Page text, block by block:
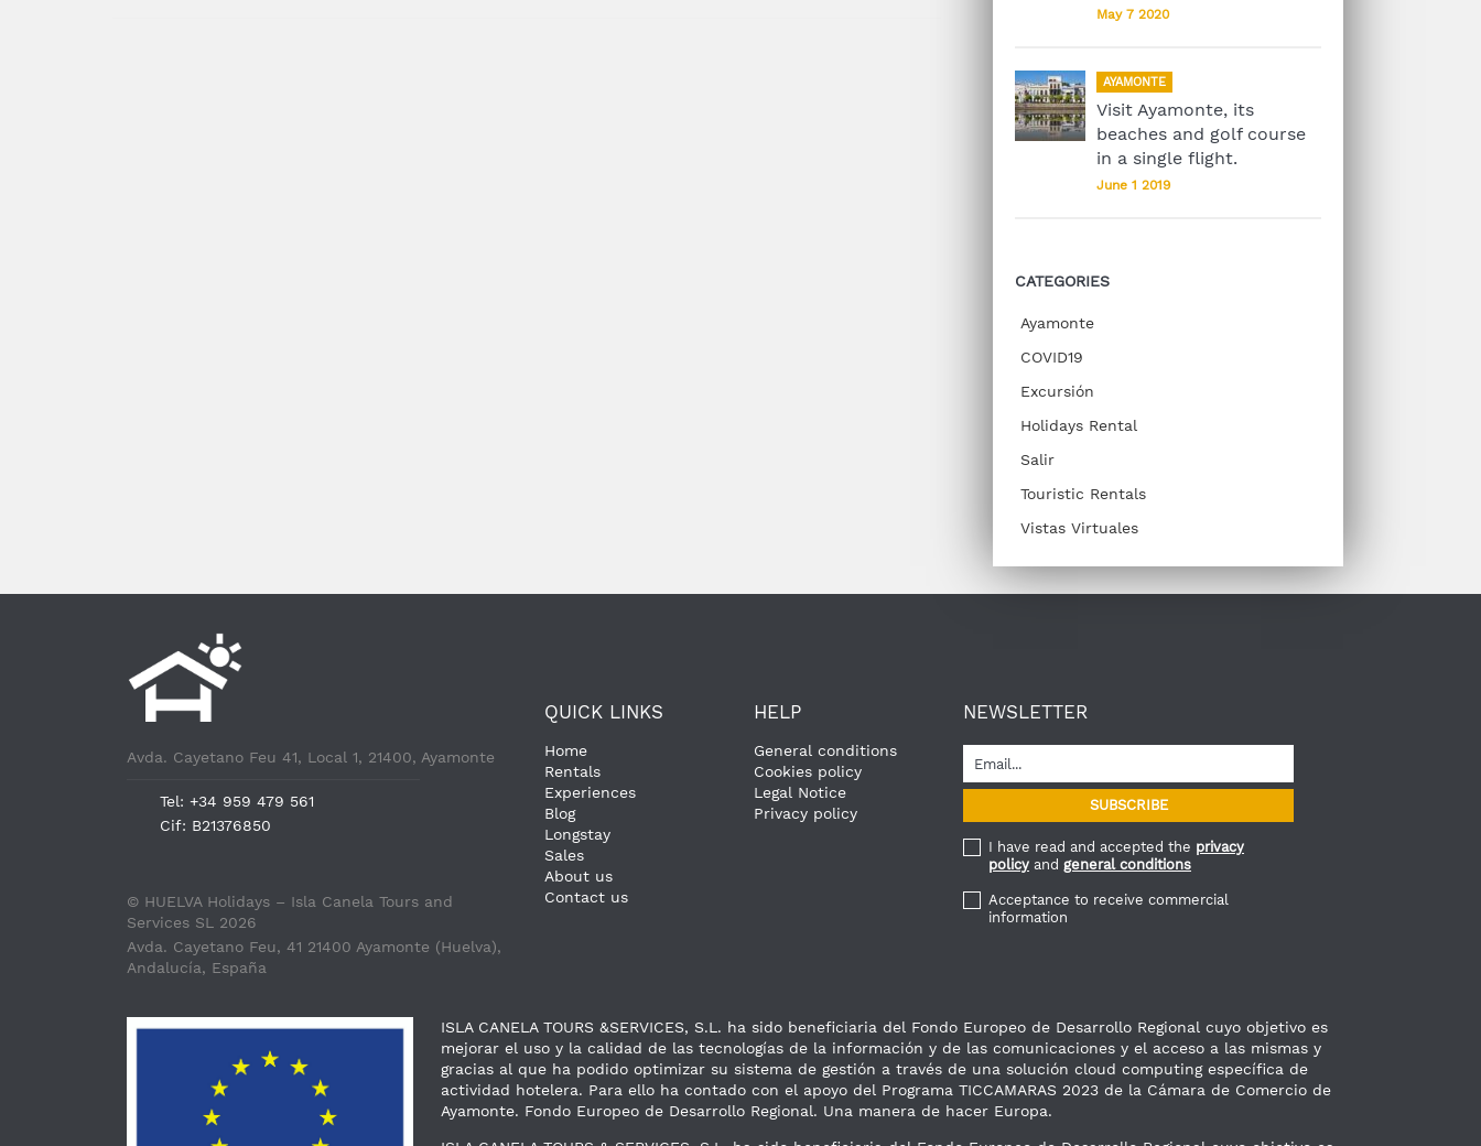
May 7 2020
AYAMONTE
Visit Ayamonte, its
beaches and golf course
in a single flight.
June 1 2019
CATEGORIES
Ayamonte
COVID19
Excursión
Holidays Rental
Salir
Touristic Rentals
Vistas Virtuales
Avda. Cayetano Feu 41, Local 1, 21400, Ayamonte
Tel: +34 959 479 561
Cif: B21376850
© HUELVA Holidays – Isla Canela Tours and
Services SL 2026
Avda. Cayetano Feu, 41 21400 Ayamonte (Huelva),
Andalucía, España
QUICK LINKS
Home
Rentals
Experiences
Blog
Longstay
Sales
About us
Contact us
HELP
General conditions
Cookies policy
Legal Notice
Privacy policy
NEWSLETTER
I have read and accepted the privacy
policyand general conditions
Acceptance to receive commercial
information
ISLA CANELA TOURS &SERVICES, S.L. ha sido beneficiaria del Fondo Europeo de Desarrollo Regional cuyo objetivo es
mejorar el uso y la calidad de las tecnologías de la información y de las comunicaciones y el acceso a las mismas y
gracias al que ha podido optimizar su sistema de gestión a través de una solución cloud computing específica de
actividad hotelera. Para ello ha contado con el apoyo del Programa TICCAMARAS 2023 de la Cámara de Comercio de
Ayamonte. Fondo Europeo de Desarrollo Regional. Una manera de hacer Europa.